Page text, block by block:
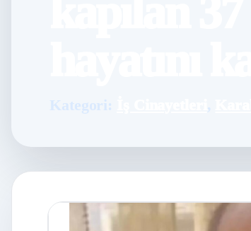
Kategori: ,